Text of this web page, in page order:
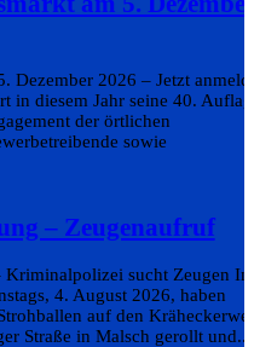
Dezember 2026 – Jetzt
in diesem Jahr seine 40.
der örtlichen
sowie
– Zeugenaufruf
sucht Zeugen In
4. August 2026, haben
auf den
Straße in Malsch gerollt und...